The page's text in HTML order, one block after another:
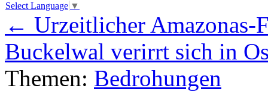
Select Language ▼
← Urzeitlicher Amazonas-
Buckelwal verirrt sich in
Themen: Bedrohungen